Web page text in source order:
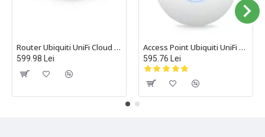
Router Ubiquiti UniFi Cloud Gateway IDS/IPS, Multi-WAN, Cloud Gateway Ultra - UCG-Ultra
599.98 Lei
Access Point Ubiquiti UniFi Wi-Fi 6, Gigabit, Standard WiFi: 802.11 a/b/g/n/ac/ax, U6-PLUS
595.76 Lei